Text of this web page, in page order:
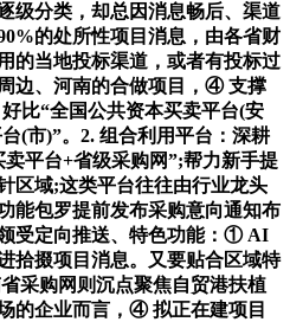
级分类，却总因消息畅后、渠道
的处所性项目消息，由各省财
的当地投标渠道，或者有投标过
边、河南的合做项目，④ 支撑
比“全国公共资本买卖平台(安
(市)”。2. 组合利用平台：深耕
平台+省级采购网”;帮力新手提
区域;这类平台往往由行业龙头
能包罗提前发布采购意向通知布
受定向推送、特色功能：① AI
拾掇项目消息。又要贴合区域特
采购网则沉点聚焦自贸港扶植
的企业而言，④ 拟正在建项目